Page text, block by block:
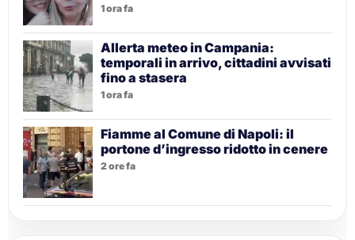
1 ora fa
Allerta meteo in Campania:
temporali in arrivo, cittadini avvisati
fino a stasera
1 ora fa
Fiamme al Comune di Napoli: il
portone d’ingresso ridotto in cenere
2 ore fa